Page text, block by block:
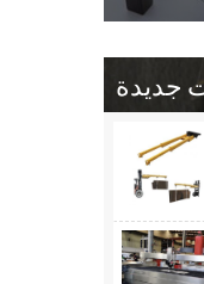
جديدة